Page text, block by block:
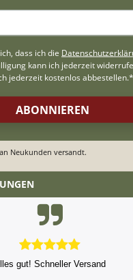
Neukunden versandt.
gute Qualität und Haltbarkeit